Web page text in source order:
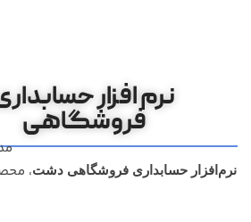
نرم افزار
فروشگاهی
نرم‌افزار حسابداری فروشگاهی دشت،